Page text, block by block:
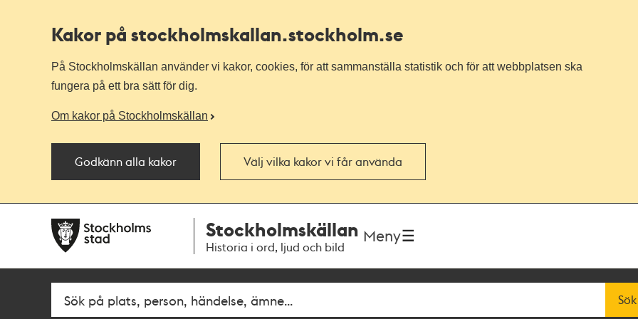
Kakor på stockholmskallan.stockholm.se
På Stockholmskällan använder vi kakor, cookies, för att sammanställa statistik och för att webbplatsen ska
fungera på ett bra sätt för dig.
Om kakor på Stockholmskällan
Godkänn alla kakor Välj vilka kakor vi får använda
navigationen
huvudinnehållet
Stockholmskällan
Historia i ord, ljud och bild
Meny
Fritextsök Sök